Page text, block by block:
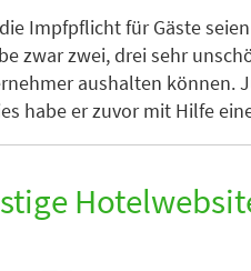
Impfpflicht für Gäste
zwar zwei, drei sehr
aushalten können.
habe er zuvor mit Hilfe